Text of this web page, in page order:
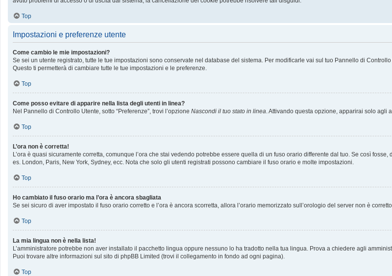
Top
Impostazioni e preferenze utente
Come cambio le mie impostazioni?
Se sei un utente registrato, tutte le tue impostazioni sono conservate nel database del sistema. Per modificarle vai sul tuo Pannello di
Questo ti permetterà di cambiare tutte le tue impostazioni e le preferenze.
Top
Come posso evitare di apparire nella lista degli utenti in linea?
Nel Pannello di Controllo Utente, sotto “Preferenze”, trovi l’opzione Nascondi il tuo stato in linea. Attivando questa opzione, apparirai solo agli
Top
L’ora non è corretta!
L’ora è quasi sicuramente corretta, comunque l’ora che stai vedendo potrebbe essere quella di un fuso orario differente dal tuo. Se così
es. London, Paris, New York, Sydney, ecc. Nota che solo gli utenti registrati possono cambiare il fuso orario e molte impostazioni.
Top
Ho cambiato il fuso orario ma l’ora è ancora sbagliata
Se sei sicuro di aver impostato il fuso orario corretto e l’ora è ancora scorretta, allora l’orario memorizzato sull’orologio del server non è
Top
La mia lingua non è nella lista!
L’amministratore potrebbe non aver installato il pacchetto lingua oppure nessuno lo ha tradotto nella tua lingua. Prova a chiedere agli
Puoi trovare altre informazioni sul sito di phpBB Limited (trovi il collegamento in fondo ad ogni pagina).
Top